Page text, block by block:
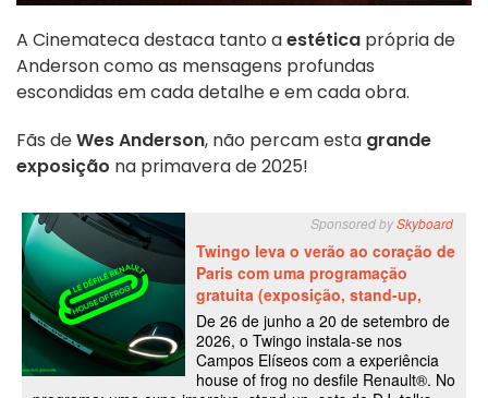
A Cinemateca destaca tanto aestética própria de
Anderson como as mensagens profundas
escondidas em cada detalhe e em cada obra.
Fãs deWes Anderson, não percam esta grande
exposição na primavera de 2025!